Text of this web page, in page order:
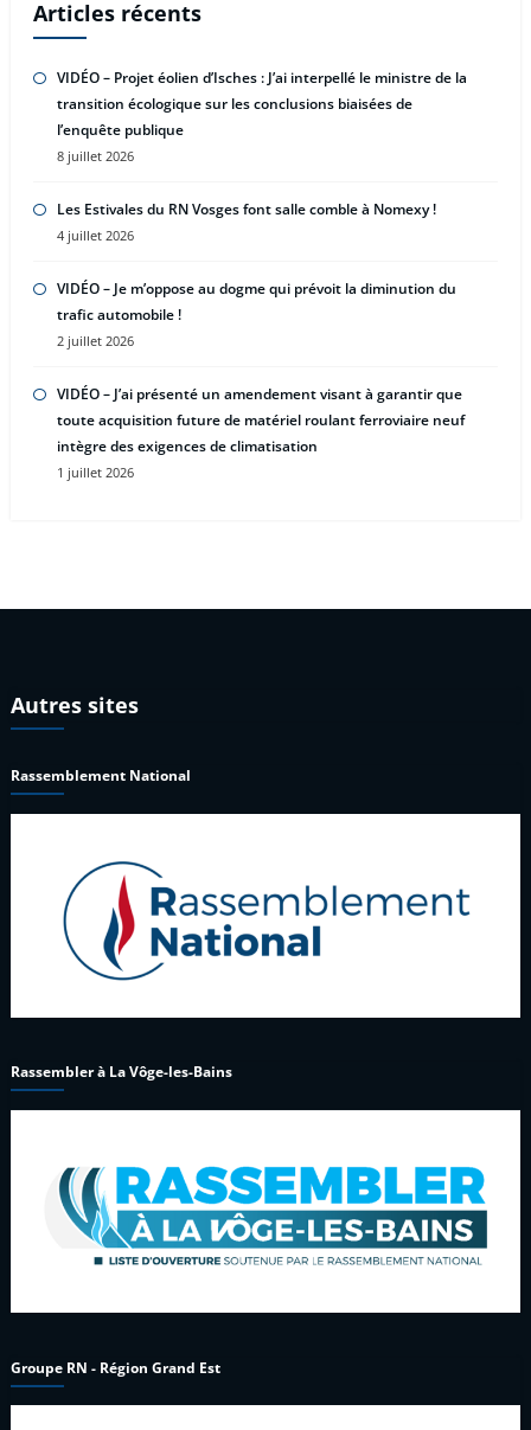
Articles récents
VIDÉO – Projet éolien d’Isches : J’ai interpellé le ministre de la
transition écologique sur les conclusions biaisées de
l’enquête publique
8 juillet 2026
Les Estivales du RN Vosges font salle comble à Nomexy !
4 juillet 2026
VIDÉO – Je m’oppose au dogme qui prévoit la diminution du
trafic automobile !
2 juillet 2026
VIDÉO – J’ai présenté un amendement visant à garantir que
toute acquisition future de matériel roulant ferroviaire neuf
intègre des exigences de climatisation
1 juillet 2026
Autres sites
Rassemblement National
Rassembler à La Vôge-les-Bains
Groupe RN - Région Grand Est